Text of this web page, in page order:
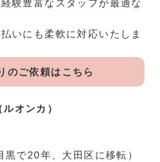
験豊富なスタッフが最適な
いにも柔軟に対応いたしま
のご依頼はこちら
オンカ）
で20年、大田区に移転）